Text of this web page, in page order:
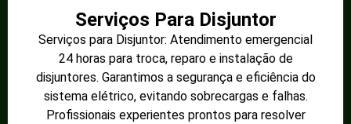
Serviços Para Disjuntor
Serviços para Disjuntor: Atendimento emergencial
24 horas para troca, reparo e instalação de
disjuntores. Garantimos a segurança e eficiência do
sistema elétrico, evitando sobrecargas e falhas.
Profissionais experientes prontos para resolver